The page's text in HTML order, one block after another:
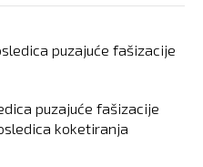
puzajuće fašizacije
puzajuće fašizacije
koketiranja